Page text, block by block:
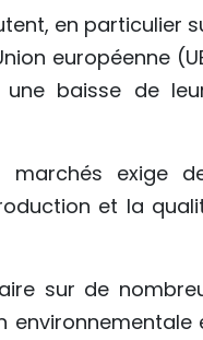
en particulier
européenne
baisse de
marchés exige
et la
sur de
environnementale